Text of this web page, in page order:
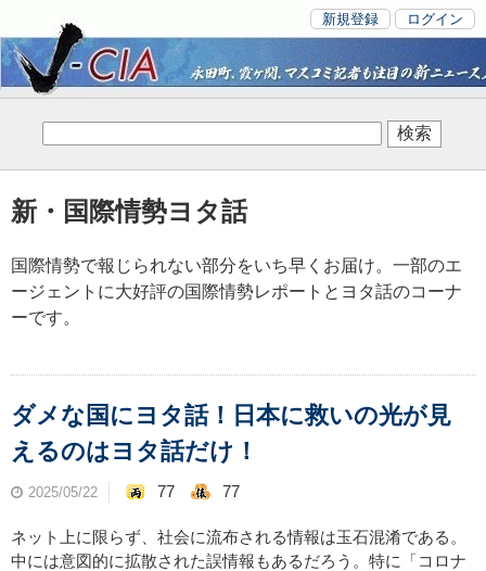
新規登録 ログイン
新・国際情勢ヨタ話
国際情勢で報じられない部分をいち早くお届け。一部のエ
ージェントに大好評の国際情勢レポートとヨタ話のコーナ
ーです。
ダメな国にヨタ話！日本に救いの光が見
えるのはヨタ話だけ！
2025/05/22 77 77
ネット上に限らず、社会に流布される情報は玉石混淆である。
中には意図的に拡散された誤情報もあるだろう。特に「コロナ